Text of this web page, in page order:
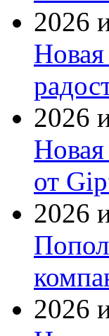
2026
2026
от
2026
2026